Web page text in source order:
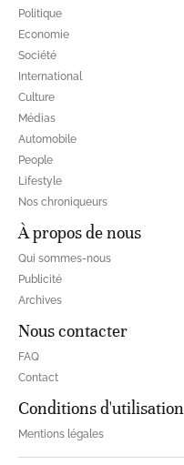
Politique
Economie
Société
International
Culture
Médias
Automobile
People
Lifestyle
Nos chroniqueurs
À propos de nous
Qui sommes-nous
Publicité
Archives
Nous contacter
FAQ
Contact
Conditions d'utilisation
Mentions légales